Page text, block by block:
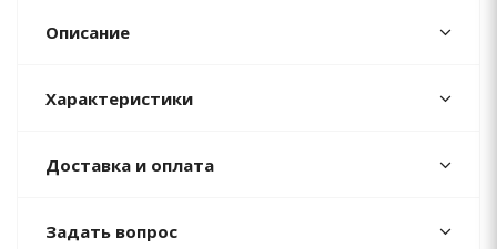
Описание
Характеристики
Доставка и оплата
Задать вопрос